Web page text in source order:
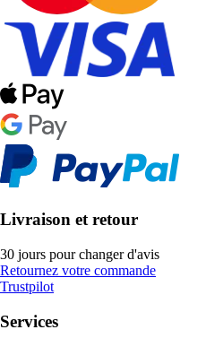
Livraison et retour
30 jours pour changer d'avis
Retournez votre commande
Trustpilot
Services